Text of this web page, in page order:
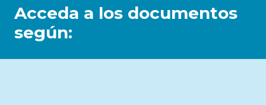
Acceda a los documentos
según: